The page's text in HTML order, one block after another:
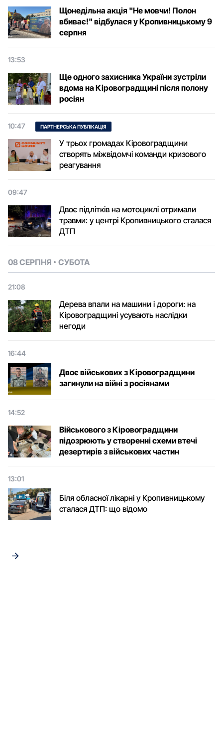
Щонедільна акція "Не мовчи! Полон
вбиває!" відбулася у Кропивницькому 9
серпня
13:53
Ще одного захисника України зустріли
вдома на Кіровоградщині після полону
росіян
10:47 ПАРТНЕРСЬКА ПУБЛІКАЦІЯ
У трьох громадах Кіровоградщини
створять міжвідомчі команди кризового
реагування
09:47
Двоє підлітків на мотоциклі отримали
травми: у центрі Кропивницького сталася
ДТП
08 СЕРПНЯ СУБОТА
21:08
Дерева впали на машини і дороги: на
Кіровоградщині усувають наслідки
негоди
16:44
Двоє військових з Кіровоградщини
загинули на війні з росіянами
14:52
Військового з Кіровоградщини
підозрюють у створенні схеми втечі
дезертирів з військових частин
13:01
Біля обласної лікарні у Кропивницькому
сталася ДТП: що відомо